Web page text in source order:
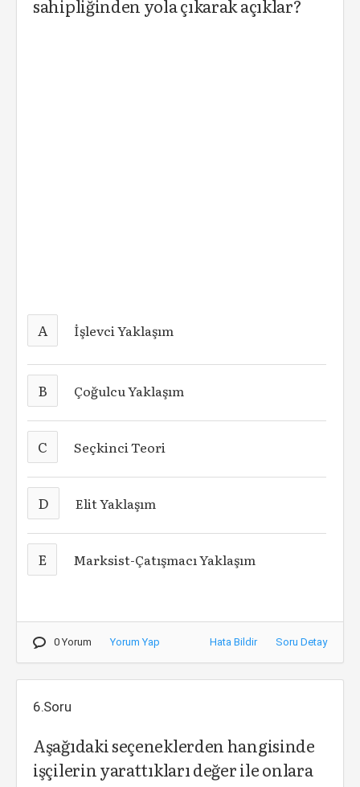
sahipliğinden yola çıkarak açıklar?
A İşlevci Yaklaşım
B Çoğulcu Yaklaşım
C Seçkinci Teori
D Elit Yaklaşım
E Marksist-Çatışmacı Yaklaşım
0 Yorum Yorum Yap Hata Bildir Soru Detay
6.Soru
Aşağıdaki seçeneklerden hangisinde
işçilerin yarattıkları değer ile onlara